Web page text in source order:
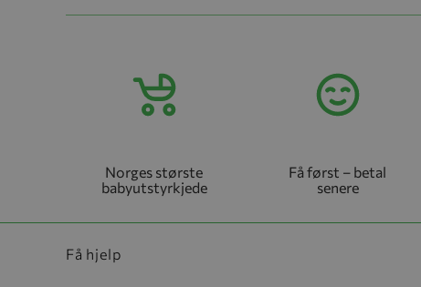
Norges største
babyutstyrkjede
Få først – betal
senere
Få hjelp